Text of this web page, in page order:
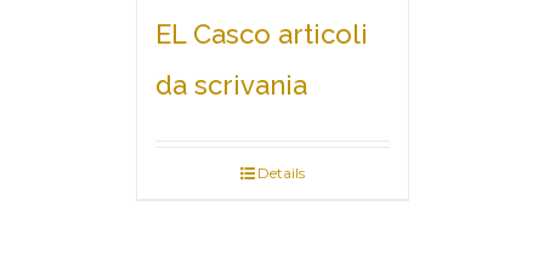
EL Casco articoli
da scrivania
Details